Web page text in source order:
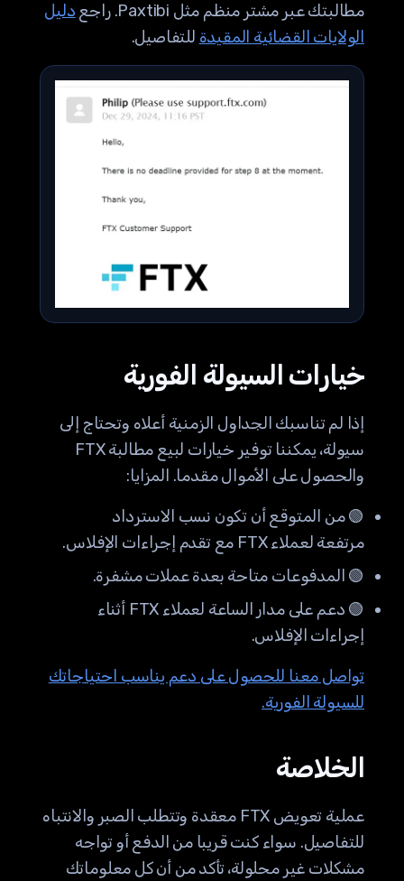
مطالبتك عبر مشتر منظم مثل Paxtibi. راجع
دليل
الولايات القضائية المقيدة للتفاصيل.
خيارات السيولة الفورية
إذا لم تناسبك الجداول الزمنية أعلاه وتحتاج إلى
سيولة، يمكننا توفير خيارات لبيع مطالبة FTX
والحصول على الأموال مقدما. المزايا:
🟢 من المتوقع أن تكون نسب الاسترداد
مرتفعة لعملاء FTX مع تقدم إجراءات الإفلاس.
🟢 المدفوعات متاحة بعدة عملات مشفرة.
🟢 دعم على مدار الساعة لعملاء FTX أثناء
إجراءات الإفلاس.
تواصل معنا للحصول على دعم يناسب احتياجاتك
للسيولة الفورية.
الخلاصة
عملية تعويض FTX معقدة وتتطلب الصبر والانتباه
للتفاصيل. سواء كنت قريبا من الدفع أو تواجه
مشكلات غير محلولة، تأكد من أن كل معلوماتك